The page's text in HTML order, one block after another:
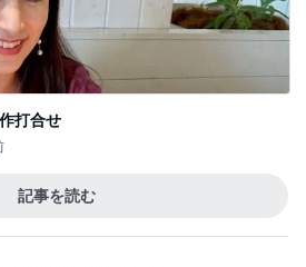
打合せ
記事を読む